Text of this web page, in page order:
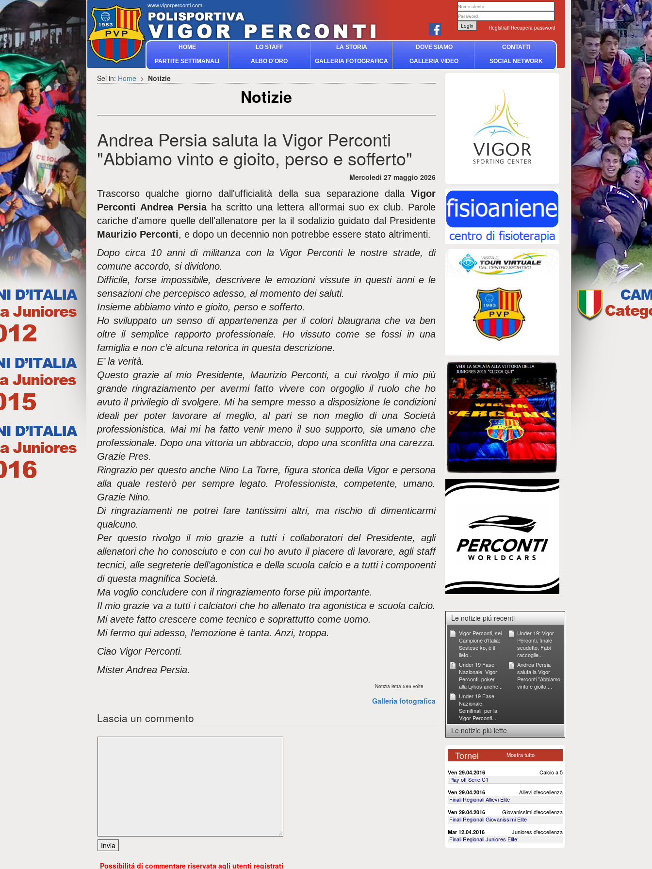
www.vigorperconti.com
Registrati Recupera password
HOME LO STAFF LA STORIA DOVE SIAMO CONTATTI
PARTITE SETTIMANALI ALBO D'ORO GALLERIA FOTOGRAFICA GALLERIA VIDEO SOCIAL NETWORK
Sei in: Home> Notizie
Notizie
Andrea Persia saluta la Vigor Perconti
"Abbiamo vinto e gioito, perso e sofferto"
Mercoledì 27 maggio 2026
Trascorso qualche giorno dall'ufficialità della sua separazione dallaVigor
Perconti Andrea Persiaha scritto una lettera all'ormai suo ex club. Parole
cariche d'amore quelle dell'allenatore per la il sodalizio guidato dal Presidente
Maurizio Perconti, e dopo un decennio non potrebbe essere stato altrimenti.
Dopo circa 10 anni di militanza con la Vigor Perconti le nostre strade, di
comune accordo, si dividono.
Difficile, forse impossibile, descrivere le emozioni vissute in questi anni e le
sensazioni che percepisco adesso, al momento dei saluti.
Insieme abbiamo vinto e gioito, perso e sofferto.
Ho sviluppato un senso di appartenenza per il colori blaugrana che va ben
oltre il semplice rapporto professionale. Ho vissuto come se fossi in una
famiglia e non c’è alcuna retorica in questa descrizione.
E’ la verità.
Questo grazie al mio Presidente, Maurizio Perconti, a cui rivolgo il mio più
grande ringraziamento per avermi fatto vivere con orgoglio il ruolo che ho
avuto il privilegio di svolgere. Mi ha sempre messo a disposizione le condizioni
ideali per poter lavorare al meglio, al pari se non meglio di una Società
professionistica. Mai mi ha fatto venir meno il suo supporto, sia umano che
professionale. Dopo una vittoria un abbraccio, dopo una sconfitta una carezza.
Grazie Pres.
Ringrazio per questo anche Nino La Torre, figura storica della Vigor e persona
alla quale resterò per sempre legato. Professionista, competente, umano.
Grazie Nino.
Di ringraziamenti ne potrei fare tantissimi altri, ma rischio di dimenticarmi
qualcuno.
Per questo rivolgo il mio grazie a tutti i collaboratori del Presidente, agli
allenatori che ho conosciuto e con cui ho avuto il piacere di lavorare, agli staff
tecnici, alle segreterie dell’agonistica e della scuola calcio e a tutti i componenti
di questa magnifica Società.
Ma voglio concludere con il ringraziamento forse più importante.
Il mio grazie va a tutti i calciatori che ho allenato tra agonistica e scuola calcio.
Mi avete fatto crescere come tecnico e soprattutto come uomo.
Mi fermo qui adesso, l’emozione è tanta. Anzi, troppa.
Ciao Vigor Perconti.
Mister Andrea Persia.
Notizia letta 586 volte
Galleria fotografica
Lascia un commento
Possibilitá di commentare riservata agli utenti registrati
Le notizie piú recenti
Vigor Perconti, sei
Campione d'Italia:
Sestese ko, è il
lieto...
Under 19: Vigor
Perconti, finale
scudetto, Fabi
raccoglie...
Under 19 Fase
Nazionale: Vigor
Perconti, poker
alla Lykos anche...
Andrea Persia
saluta la Vigor
Perconti "Abbiamo
vinto e gioito,...
Under 19 Fase
Nazionale,
Semifinali: per la
Vigor Perconti...
Le notizie piú lette
Tornei Mostra tutto
Ven 29.04.2016
Calcio a 5
Play off Serie C1
Ven 29.04.2016
Allievi d'eccellenza
Finali Regionali Allievi Elite
Ven 29.04.2016
Giovanissimi d'eccellenza
Finali Regionali Giovanissimi Elite
Mar 12.04.2016
Juniores d'eccellenza
Finali Regionali Juniores Elite: